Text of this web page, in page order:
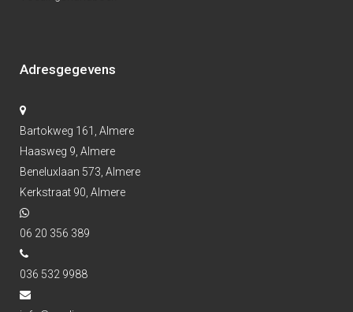
Adresgegevens
Bartokweg 161, Almere
Haasweg 9, Almere
Beneluxlaan 573, Almere
Kerkstraat 90, Almere
06 20 356 389
036 532 9988